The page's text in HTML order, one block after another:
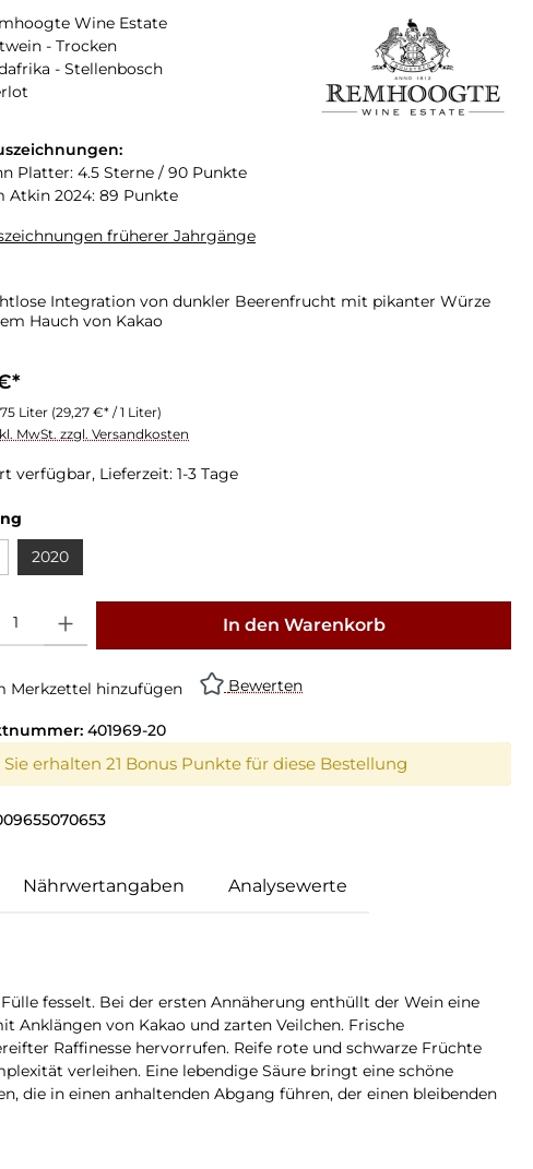
Wine Estate
- Trocken
- Stellenbosch
Platter: 4.5 Sterne / 90 Punkte
Atkin 2024: 89 Punkte
früherer Jahrgänge
Integration von dunkler Beerenfrucht mit pikanter Würze
Hauch von Kakao
Liter (29,27 €* / 1 Liter)
MwSt. zzgl. Versandkosten
verfügbar, Lieferzeit: 1-3 Tage
2020
In den Warenkorb
Merkzettel hinzufügen Bewerten
401969-20
Sie erhalten 21 Bonus Punkte für diese Bestellung
Nährwertangaben Analysewerte
fesselt. Bei der ersten Annäherung enthüllt der Wein eine
Anklängen von Kakao und zarten Veilchen. Frische
Raffinesse hervorrufen. Reife rote und schwarze Früchte
verleihen. Eine lebendige Säure bringt eine schöne
die in einen anhaltenden Abgang führen, der einen bleibenden